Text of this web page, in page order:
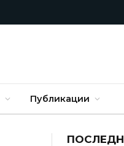
Публикации